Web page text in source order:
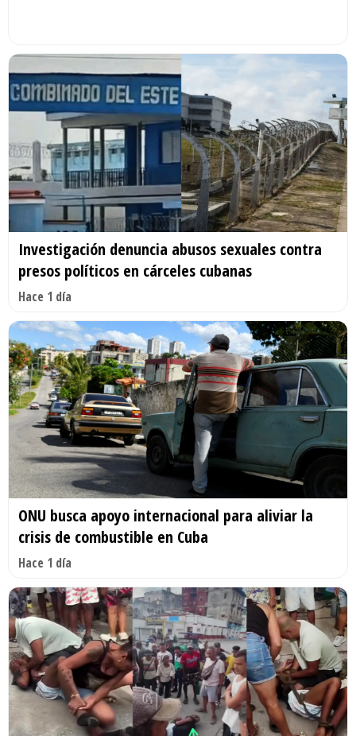
Investigación denuncia abusos sexuales contra
presos políticos en cárceles cubanas
Hace 1 día
ONU busca apoyo internacional para aliviar la
crisis de combustible en Cuba
Hace 1 día